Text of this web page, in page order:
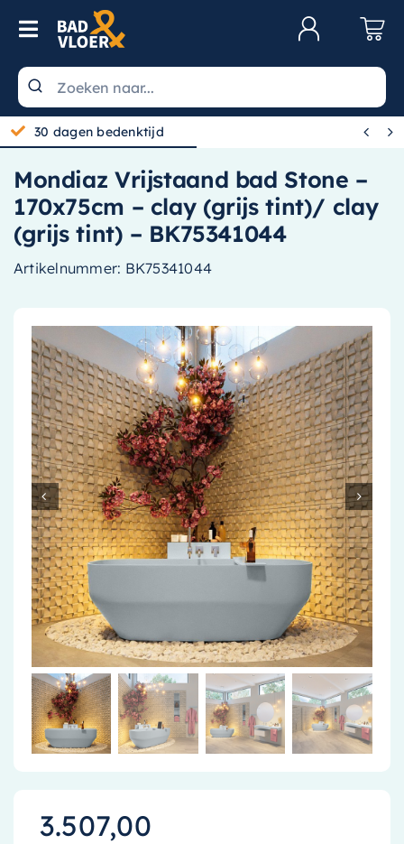
Skip to content
Toggle Navigation
Wastafels
Toiletten
Spiegels
Kranen
Douche
Baden
Radiatoren
Accessoires
Installatiemateriaal
Klimaatbeheersing
PVC
Tegels
30 dagen bedenktijd  
Mondiaz Vrijstaand bad Stone –
170x75cm – clay (grijs tint)/ clay
(grijs tint) – BK75341044
Artikelnummer: BK75341044
3.507,00